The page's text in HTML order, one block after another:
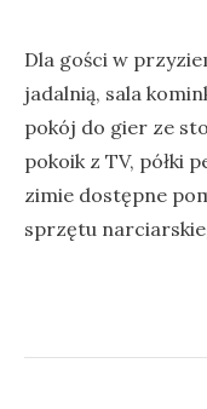
Dla gości w
jadalnią, sala
pokój do gier ze
pokoik z TV, półki
zimie dostępne
sprzętu